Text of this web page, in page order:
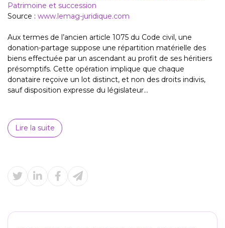
Patrimoine et succession
Source : www.lemag-juridique.com
Aux termes de l’ancien article 1075 du Code civil, une
donation-partage suppose une répartition matérielle des
biens effectuée par un ascendant au profit de ses héritiers
présomptifs. Cette opération implique que chaque
donataire reçoive un lot distinct, et non des droits indivis,
sauf disposition expresse du législateur...
Lire la suite